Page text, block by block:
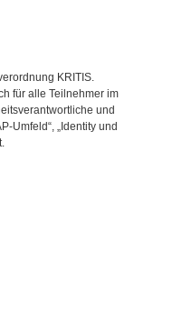
KRITIS.
für alle Teilnehmer im
und
Umfeld“, „Identity und